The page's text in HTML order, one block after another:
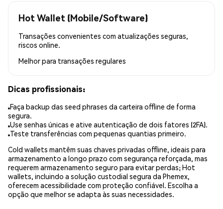
Hot Wallet (Mobile/Software)
Transações convenientes com atualizações seguras,
riscos online.
Melhor para transações regulares
Dicas profissionais:
Faça backup das seed phrases da carteira offline de forma
segura.
Use senhas únicas e ative autenticação de dois fatores (2FA).
Teste transferências com pequenas quantias primeiro.
Cold wallets mantêm suas chaves privadas offline, ideais para
armazenamento a longo prazo com segurança reforçada, mas
requerem armazenamento seguro para evitar perdas; Hot
wallets, incluindo a solução custodial segura da Phemex,
oferecem acessibilidade com proteção confiável. Escolha a
opção que melhor se adapta às suas necessidades.